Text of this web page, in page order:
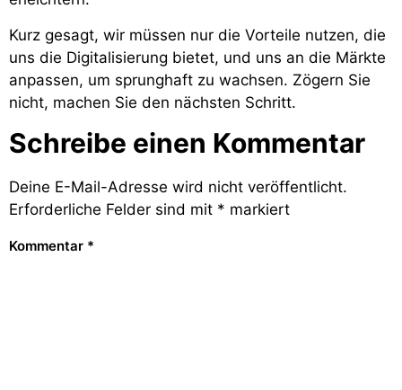
Kurz gesagt, wir müssen nur die Vorteile nutzen, die
uns die Digitalisierung bietet, und uns an die Märkte
anpassen, um sprunghaft zu wachsen. Zögern Sie
nicht, machen Sie den nächsten Schritt.
Schreibe einen Kommentar
Deine E-Mail-Adresse wird nicht veröffentlicht.
Erforderliche Felder sind mit * markiert
Kommentar *